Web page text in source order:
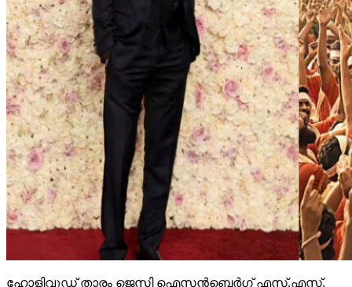
ഹോളിവുഡ് താരം ജെസി ഐസന്‍ബെര്‍ഗ് എസ്.എസ്.